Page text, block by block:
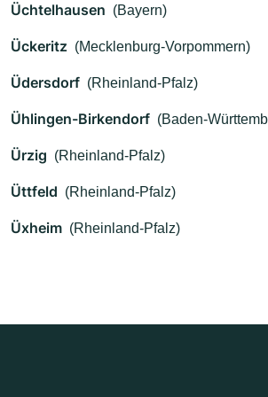
Üchtelhausen (Bayern)
Ückeritz (Mecklenburg-Vorpommern)
Üdersdorf (Rheinland-Pfalz)
Ühlingen-Birkendorf (Baden-
Ürzig (Rheinland-Pfalz)
Üttfeld (Rheinland-Pfalz)
Üxheim (Rheinland-Pfalz)